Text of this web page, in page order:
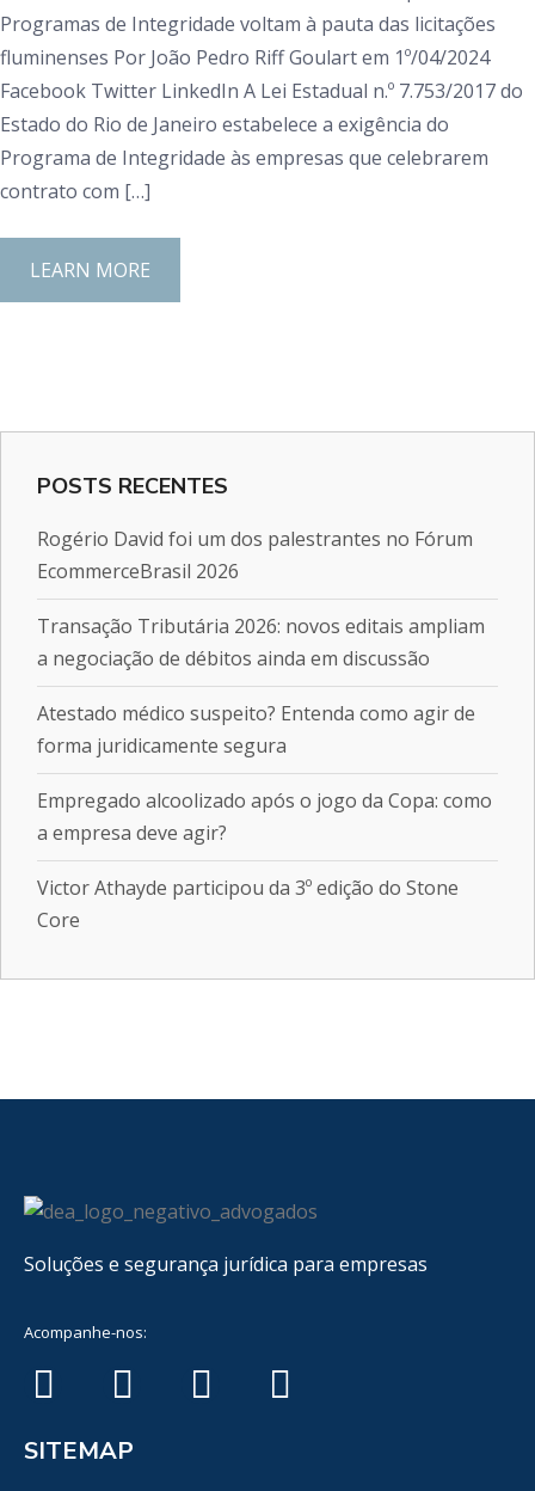
Programas de Integridade voltam à pauta das licitações
fluminenses Por João Pedro Riff Goulart em 1º/04/2024
Facebook Twitter LinkedIn A Lei Estadual n.º 7.753/2017 do
Estado do Rio de Janeiro estabelece a exigência do
Programa de Integridade às empresas que celebrarem
contrato com […]
LEARN MORE
POSTS RECENTES
Rogério David foi um dos palestrantes no Fórum
EcommerceBrasil 2026
Transação Tributária 2026: novos editais ampliam
a negociação de débitos ainda em discussão
Atestado médico suspeito? Entenda como agir de
forma juridicamente segura
Empregado alcoolizado após o jogo da Copa: como
a empresa deve agir?
Victor Athayde participou da 3º edição do Stone
Core
Soluções e segurança jurídica para empresas
Acompanhe-nos:
SITEMAP